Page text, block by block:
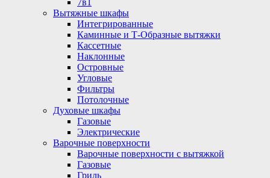
7в1
Вытяжные шкафы
Интегрированные
Каминные и Т-Образные вытяжки
Кассетные
Наклонные
Островные
Угловые
Фильтры
Потолочные
Духовые шкафы
Газовые
Электрические
Варочные поверхности
Варочные поверхности с вытяжкой
Газовые
Гриль